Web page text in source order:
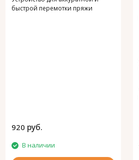
быстрой перемотки пряжи
920 руб.
В наличии